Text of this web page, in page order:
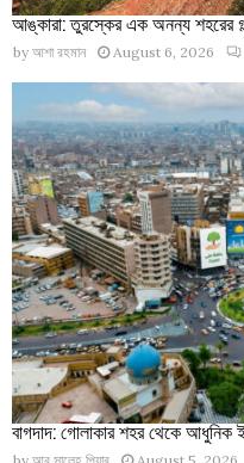
আঙ্কারা: তুরস্কের এক অনন্য শহরের
by আশা রহমান August 6, 2026
বাগদাদ: গোলাকার শহর থেকে আধুনিক